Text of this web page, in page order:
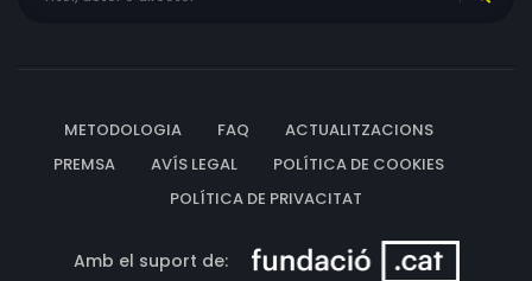
METODOLOGIA FAQ
ACTUALITZACIONS
PREMSA
AVÍS LEGAL
POLÍTICA DE COOKIES
POLÍTICA DE PRIVACITAT
Amb el suport de: